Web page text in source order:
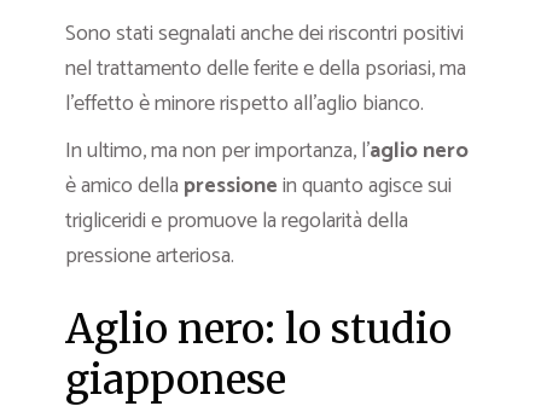
Sono stati segnalati anche dei riscontri positivi
nel trattamento delle ferite e della psoriasi, ma
l’effetto è minore rispetto all’aglio bianco.
In ultimo, ma non per importanza, l’aglio nero
è amico della pressionein quanto agisce sui
trigliceridi e promuove la regolarità della
pressione arteriosa.
Aglio nero: lo studio
giapponese